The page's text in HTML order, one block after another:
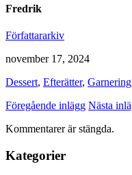
Fredrik
Författararkiv
november 17, 2024
Dessert, Efterätter, Garnering
Föregående inlägg Nästa
Kommentarer är stängda.
Kategorier